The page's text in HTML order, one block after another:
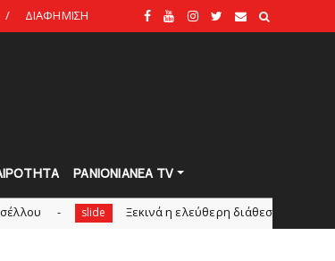
ΔΙΑΦΗΜΙΣΗ
PANIONIANEA TV
slide Ξεκινά η ελεύθερη διάθεση των εισιτηρίων